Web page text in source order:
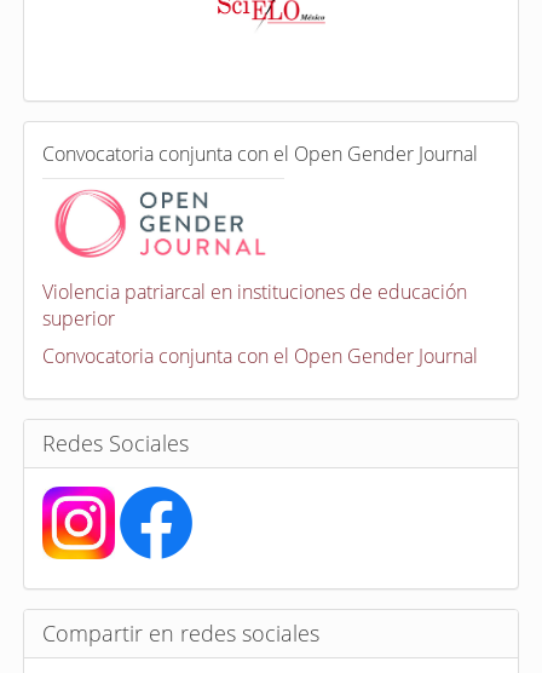
a
e
n
C
o
o
a
t
o
r
a
s
Convocatoria conjunta con el Open Gender Journal
Violencia patriarcal en instituciones de educación
superior
Convocatoria conjunta con el Open Gender Journal
Redes Sociales
Compartir en redes sociales